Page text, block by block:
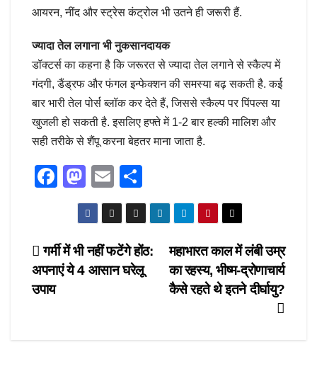
आयरन, नींद और स्ट्रेस कंट्रोल भी उतने ही जरूरी हैं.
ज्यादा तेल लगाना भी नुकसानदायक
डॉक्टर्स का कहना है कि जरूरत से ज्यादा तेल लगाने से स्कैल्प में
गंदगी, डैंड्रफ और फंगल इन्फेक्शन की समस्या बढ़ सकती है. कई
बार भारी तेल पोर्स ब्लॉक कर देते हैं, जिससे स्कैल्प पर पिंपल्स या
खुजली हो सकती है. इसलिए हफ्ते में 1-2 बार हल्की मालिश और
सही तरीके से शैंपू करना बेहतर माना जाता है.
F
e
b
M
a
st
o
d
E
m
ail
h
ar
e
Post
navigation
महाभारत काल में लंबी उम्र
का रहस्य, भीष्म-द्रोणाचार्य
कैसे रहते थे इतने दीर्घायु?
गर्मी में भी नहीं फटेंगे होंठ:
अपनाएं ये 4 आसान घरेलू
उपाय